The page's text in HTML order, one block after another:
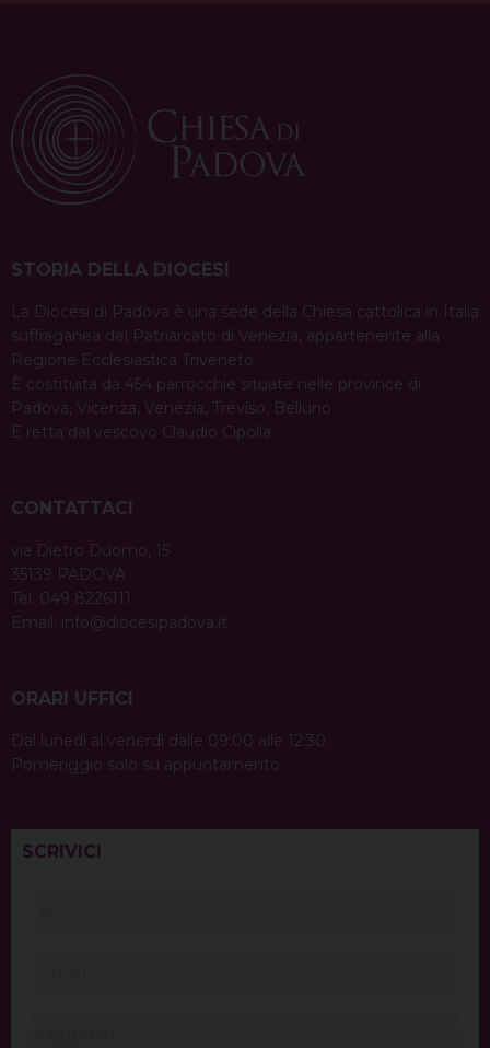
STORIA DELLA DIOCESI
La Diocesi di Padova è una sede della Chiesa cattolica in Italia
suffraganea del Patriarcato di Venezia, appartenente alla
Regione Ecclesiastica Triveneto.
È costituita da 454 parrocchie situate nelle province di
Padova, Vicenza, Venezia, Treviso, Belluno.
È retta dal vescovo Claudio Cipolla.
CONTATTACI
via Dietro Duomo, 15
35139 PADOVA
Tel. 049 8226111
Email: info@diocesipadova.it
ORARI UFFICI
Dal lunedì al venerdì dalle 09:00 alle 12:30.
Pomeriggio solo su appuntamento.
SCRIVICI